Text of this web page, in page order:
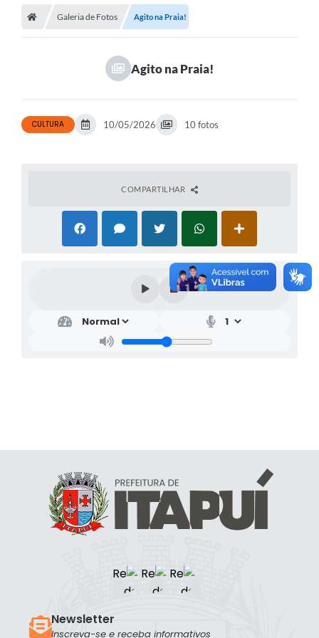
Galeria de Fotos Agito na Praia!
Agito na Praia!
CULTURA 10/05/2026 10 fotos
COMPARTILHAR
Newsletter
Inscreva-se e receba informativos